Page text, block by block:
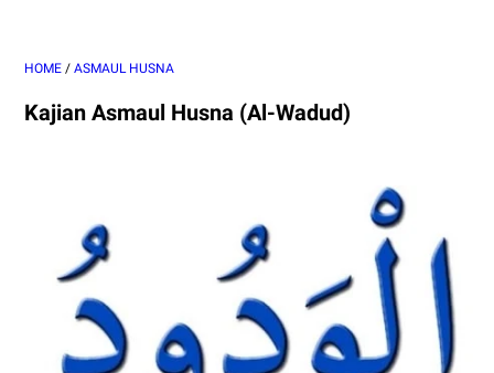
HOME / ASMAUL HUSNA
Kajian Asmaul Husna (Al-Wadud)